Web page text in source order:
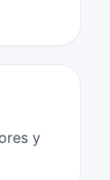
y